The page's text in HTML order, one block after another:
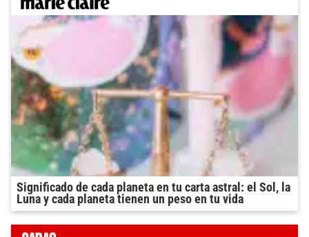
Significado de cada planeta en tu carta astral: el Sol, la
Luna y cada planeta tienen un peso en tu vida